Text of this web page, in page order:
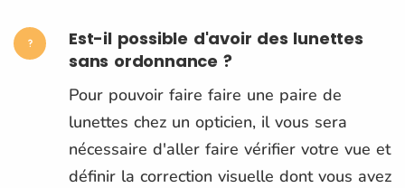
Est-il possible d'avoir des lunettes
sans ordonnance ?
Pour pouvoir faire faire une paire de
lunettes chez un opticien, il vous sera
nécessaire d'aller faire vérifier votre vue et
définir la correction visuelle dont vous avez